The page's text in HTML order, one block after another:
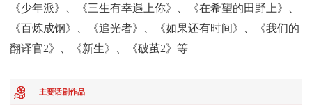
《少年派》、《三生有幸遇上你》、《在希望的田野上》、
《百炼成钢》、《追光者》、《如果还有时间》、《我们的
翻译官2》、《新生》、《破茧2》等
主要话剧作品